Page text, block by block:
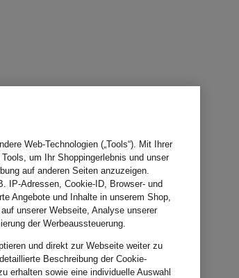
Web-Technologien („Tools“). Mit Ihrer
um Ihr Shoppingerlebnis und unser
auf anderen Seiten anzuzeigen.
IP-Adressen, Cookie-ID, Browser- und
Angebote und Inhalte in unserem Shop,
unserer Webseite, Analyse unserer
der Werbeaussteuerung.
und direkt zur Webseite weiter zu
Beschreibung der Cookie-
erhalten sowie eine individuelle Auswahl